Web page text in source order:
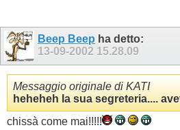
Beep Beep ha detto:
13-09-2002 15.28.09
Messaggio originale di KATI
heheheh la sua segreteria....
chissà come mai!!!!!